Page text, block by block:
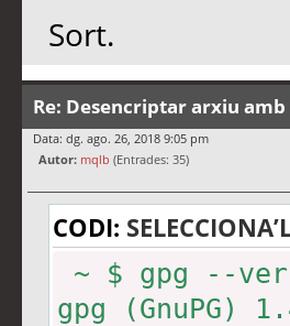
Sort.
Re: Desencriptar arxiu
Data: dg. ago. 26, 2018 9:05 pm
Autor: mqlb (Entrades: 35)
CODI:
~ $ gpg --
gpg (GnuPG)